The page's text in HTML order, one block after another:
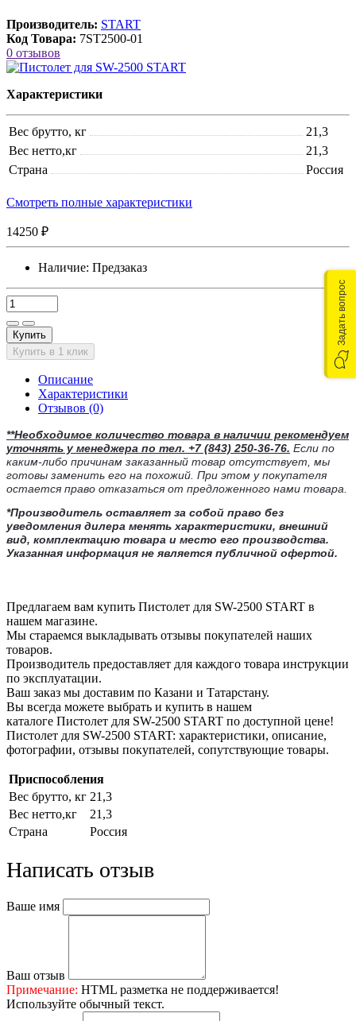
Производитель: START
Код Товара: 7ST2500-01
0 отзывов
Характеристики
Вес брутто, кг
21,3
Вес нетто,кг
21,3
Страна
Россия
Смотреть полные характеристики
14250 ₽
Наличие: Предзаказ
Купить
Купить в 1 клик
Описание
Характеристики
Отзывов (0)
**Необходимое количество товара в наличии рекомендуем
уточнять у менеджера по тел. +7 (843) 250-36-76. Если по
каким-либо причинам заказанный товар отсутствует, мы
готовы заменить его на похожий. При этом у покупателя
остается право отказаться от предложенного нами товара.
*Производитель оставляет за собой право без
уведомления дилера менять характеристики, внешний
вид, комплектацию товара и место его производства.
Указанная информация не является публичной офертой.
Предлагаем вам купить Пистолет для SW-2500 START в
нашем магазине.
Мы стараемся выкладывать отзывы покупателей наших
товаров.
Производитель предоставляет для каждого товара инструкции
по эксплуатации.
Ваш заказ мы доставим по Казани и Татарстану.
Вы всегда можете выбрать и купить в нашем
каталоге Пистолет для SW-2500 START по доступной цене!
Пистолет для SW-2500 START: характеристики, описание,
фотографии, отзывы покупателей, сопутствующие товары.
Приспособления
Вес брутто, кг 21,3
Вес нетто,кг
21,3
Страна
Россия
Написать отзыв
Ваше имя
Ваш отзыв
Примечание: HTML разметка не поддерживается!
Используйте обычный текст.
Задать вопрос